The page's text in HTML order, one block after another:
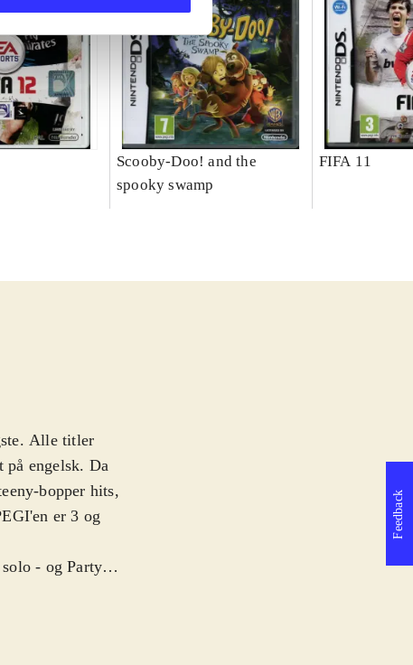
Scooby-Doo! and the
spooky swamp
FIFA 11
Alle titler
på engelsk. Da
bopper hits,
er 3 og
- og Party
og der
Feedback